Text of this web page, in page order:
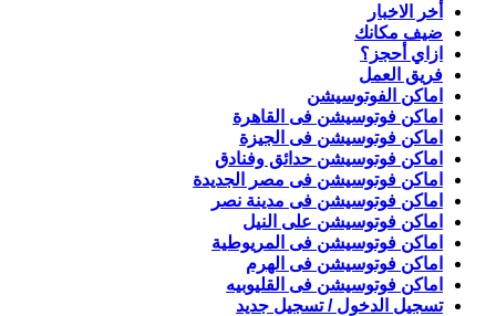
أخر الاخبار
ضيف مكانك
ازاي أحجز؟
فريق العمل
اماكن الفوتوسيشن
اماكن فوتوسيشن فى القاهرة
اماكن فوتوسيشن فى الجيزة
اماكن فوتوسيشن حدائق وفنادق
اماكن فوتوسيشن فى مصر الجديدة
اماكن فوتوسيشن فى مدينة نصر
اماكن فوتوسيشن على النيل
اماكن فوتوسيشن فى المريوطية
اماكن فوتوسيشن فى الهرم
اماكن فوتوسيشن فى القليوبيه
تسجيل الدخول / تسجيل جديد